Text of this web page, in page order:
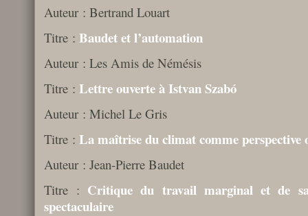
Auteur : Bertrand Louart
Titre : Baudet et l’automation
Auteur : Les Amis de Némésis
Titre : Lettre ouverte à Istvan Szabó
Auteur : Michel Le Gris
Titre : La maîtrise du climat comme perspective
Auteur : Jean-Pierre Baudet
Titre : Critique du travail marginal et de sa
spectaculaire